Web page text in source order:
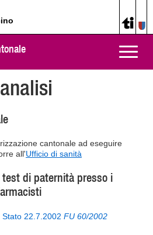
Toggle
cantonale ad eseguire
all'Ufficio di sanità
di paternità presso i
22.7.2002 FU 60/2002